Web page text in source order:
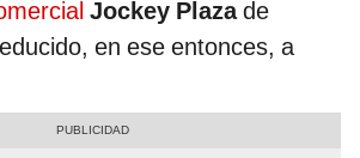
Jockey Plazade
en ese entonces, a